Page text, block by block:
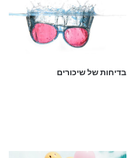
בדיחות של שיכורים